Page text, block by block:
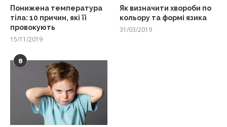
Понижена температура
тіла: 10 причин, які її
провокують
15/11/2019
Як визначити хвороби по
кольору та формі язика
31/03/2019
8